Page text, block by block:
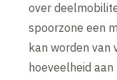
over
spoorzone een
kan worden van
hoeveelheid